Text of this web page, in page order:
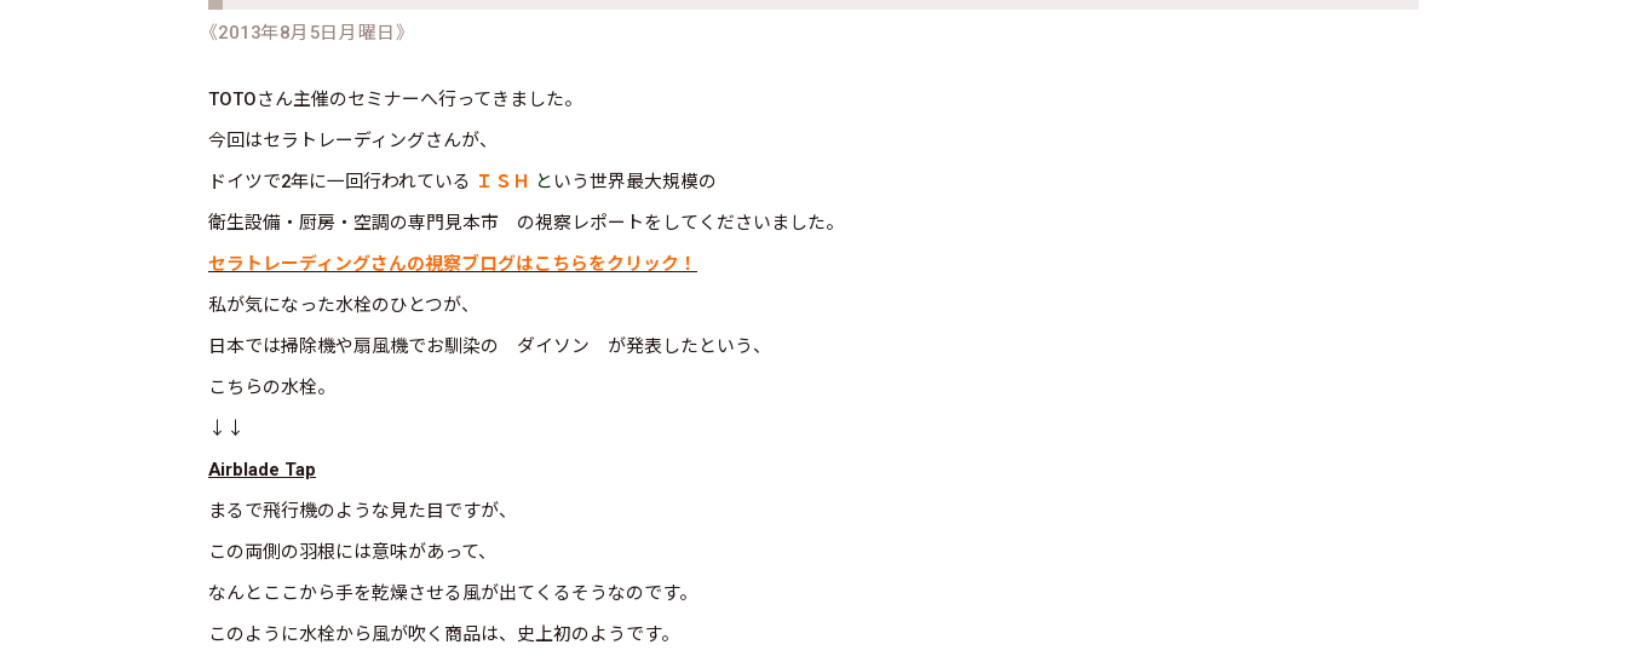
《2013年8月5日月曜日》
TOTOさん主催のセミナーへ行ってきました。
今回はセラトレーディングさんが、
ドイツで2年に一回行われている ＩＳＨ と いう世界最大規模の
衛生設備・厨房・空調の専門見本市 の視察レポートをしてくださいました。
セラトレーディングさんの視察ブログはこちらをクリック！
私が気になった水栓のひとつが、
日本では掃除機や扇風機でお馴染の ダイソン が発表したという、
こちらの水栓。
↓↓
Airblade Tap
まるで飛行機のような見た目ですが、
この両側の羽根には意味があって、
なんとここから手を乾燥させる風が出てくるそうなのです。
このように水栓から風が吹く商品は、史上初のようです。